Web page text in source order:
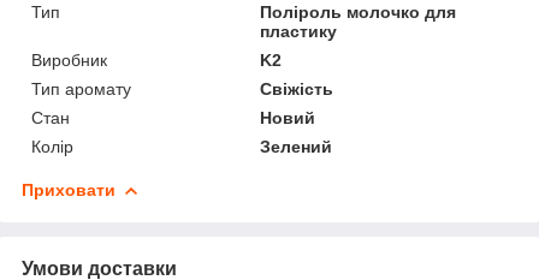
Тип
Поліроль молочко для
пластику
Виробник
K2
Тип аромату
Свіжість
Стан
Новий
Колір
Зелений
Приховати
Умови доставки